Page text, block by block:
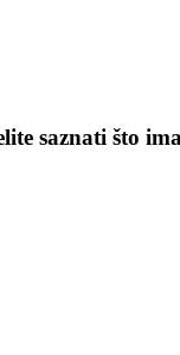
saznati što